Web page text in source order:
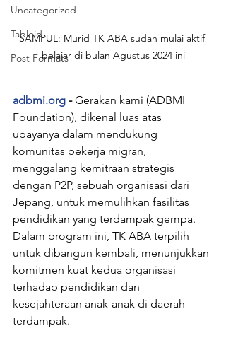
Uncategorized
Tabloid
Post Formats
SAMPUL: Murid TK ABA sudah mulai aktif
belajar di bulan Agustus 2024 ini
adbmi.org - Gerakan kami (ADBMI
Foundation), dikenal luas atas
upayanya dalam mendukung
komunitas pekerja migran,
menggalang kemitraan strategis
dengan P2P, sebuah organisasi dari
Jepang, untuk memulihkan fasilitas
pendidikan yang terdampak gempa.
Dalam program ini, TK ABA terpilih
untuk dibangun kembali, menunjukkan
komitmen kuat kedua organisasi
terhadap pendidikan dan
kesejahteraan anak-anak di daerah
terdampak.